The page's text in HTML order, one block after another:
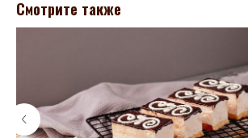
Смотрите также